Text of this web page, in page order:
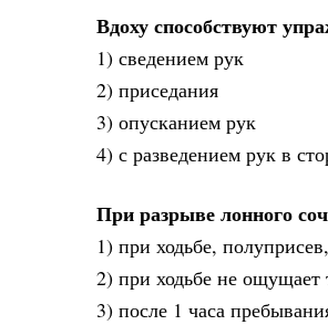
Вдоху способствуют
1) сведением рук
2) приседания
3) опусканием рук
4) с разведением рук в
При разрыве лонного
1) при ходьбе,
2) при ходьбе не ощущает
3) после 1 часа